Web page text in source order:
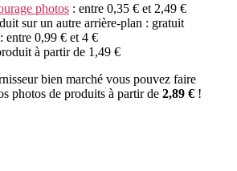
photos : entre 0,35 € et 2,49 €
sur un autre arrière-plan : gratuit
entre 0,99 € et 4 €
à partir de 1,49 €
bien marché vous pouvez faire
photos de produits à partir de 2,89 € !